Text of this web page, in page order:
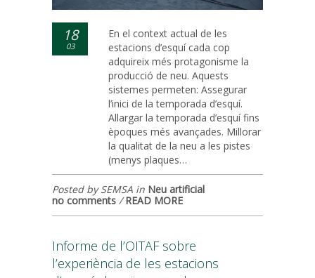
18
03
En el context actual de les
estacions d’esquí cada cop
adquireix més protagonisme la
producció de neu. Aquests
sistemes permeten: Assegurar
l’inici de la temporada d’esquí.
Allargar la temporada d’esquí fins
èpoques més avançades. Millorar
la qualitat de la neu a les pistes
(menys plaques…
Posted by SEMSA in Neu artificial
no comments /READ MORE
Informe de l’OITAF sobre
l’experiència de les estacions